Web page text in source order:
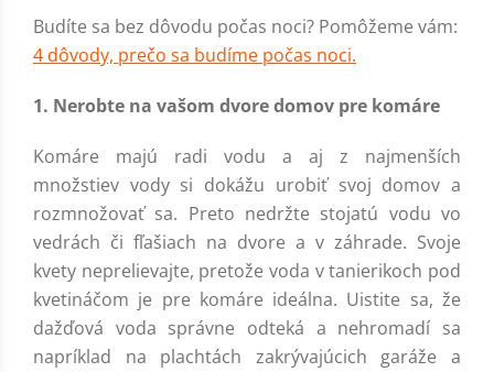
Budíte sa bez dôvodu počas noci? Pomôžeme vám:
4 dôvody, prečo sa budíme počas noci.
1. Nerobte na vašom dvore domov pre komáre
Komáre majú radi vodu a aj z najmenších
množstiev vody si dokážu urobiť svoj domov a
rozmnožovať sa. Preto nedržte stojatú vodu vo
vedrách či fľašiach na dvore a v záhrade. Svoje
kvety neprelievajte, pretože voda v tanierikoch pod
kvetináčom je pre komáre ideálna. Uistite sa, že
dažďová voda správne odteká a nehromadí sa
napríklad na plachtách zakrývajúcich garáže a